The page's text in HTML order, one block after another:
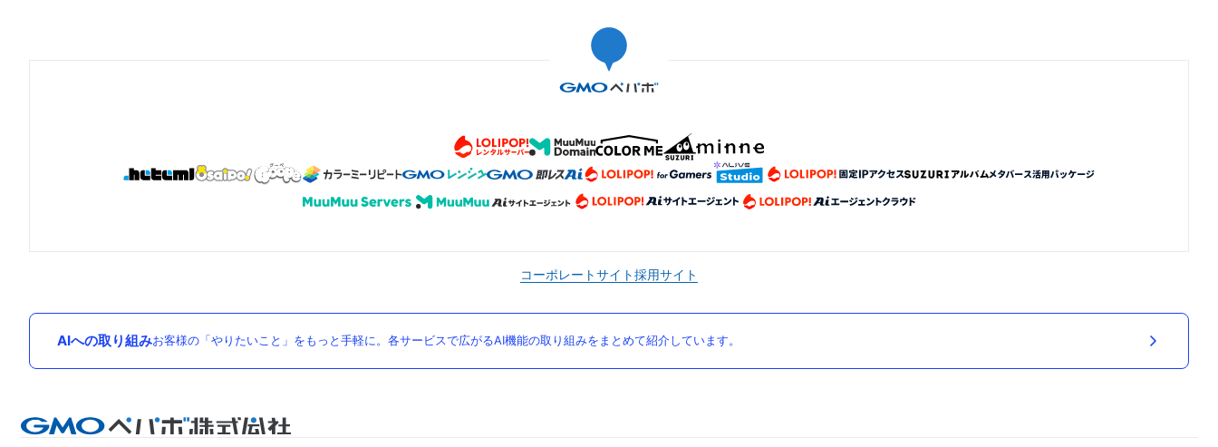
コーポレートサイト採用サイト
AIへの取り組みお客様の「やりたいこと」をもっと手軽に。各サービスで広がるAI機能の取り組みをまとめて紹介しています。